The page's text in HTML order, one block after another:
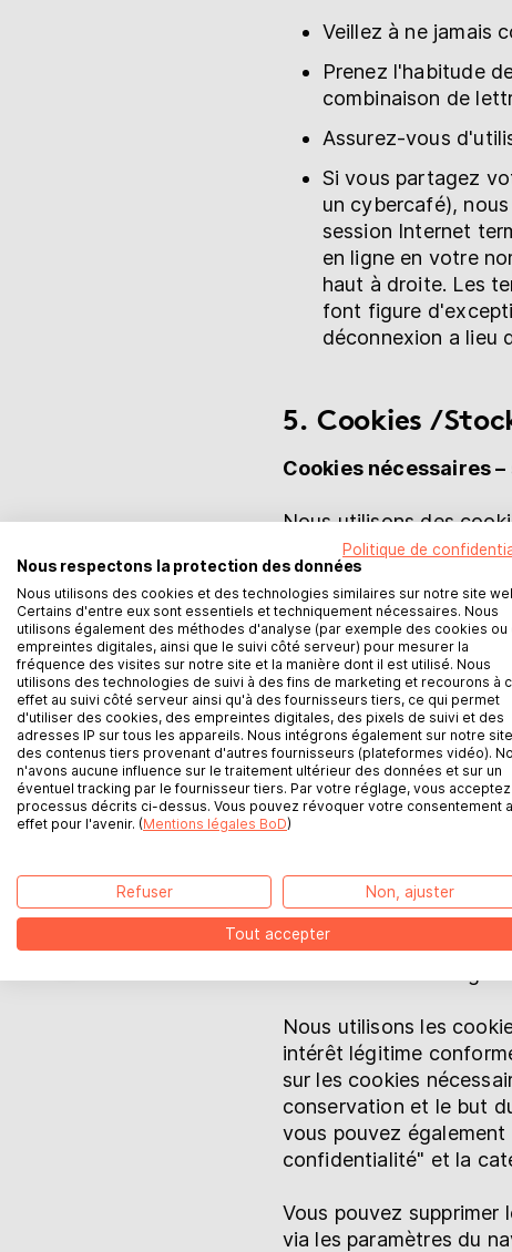
Veillez à ne jamais
Prenez l'habitude
combinaison de
Assurez-vous
Si vous partagez
un cybercafé),
session Internet
en ligne en votre
haut à droite. Les
font figure
déconnexion a lieu
5. Cookies /
Cookies nécessaires
Nous utilisons des
enregistrés sur votre
supprimés dès que
au-delà de la session.
Les cookies peuvent
cookies ne contiennent
personnes. Ils peuvent
mise en œuvre du site.
Nous utilisons
stockage de session).
de ton navigateur,
peuvent être lues,
peuvent être gérés
selon le navigateur
stockage local, sauf
cache de votre
Nous utilisons les
intérêt légitime
sur les cookies
conservation et le but
vous pouvez
confidentialité" et la
Vous pouvez
via les paramètres du
BoD sur Instagram
BoD sur TikTok
BoD sur Facebook
Politique de
Nous respectons la protection des données
Nous utilisons des cookies et des technologies similaires sur notre site
Certains d'entre eux sont essentiels et techniquement nécessaires. Nous
utilisons également des méthodes d'analyse (par exemple des cookies ou
empreintes digitales, ainsi que le suivi côté serveur) pour mesurer la
fréquence des visites sur notre site et la manière dont il est utilisé. Nous
utilisons des technologies de suivi à des fins de marketing et recourons à
effet au suivi côté serveur ainsi qu'à des fournisseurs tiers, ce qui permet
d'utiliser des cookies, des empreintes digitales, des pixels de suivi et des
adresses IP sur tous les appareils. Nous intégrons également sur notre site
des contenus tiers provenant d'autres fournisseurs (plateformes vidéo).
n'avons aucune influence sur le traitement ultérieur des données et sur un
éventuel tracking par le fournisseur tiers. Par votre réglage, vous
processus décrits ci-dessus. Vous pouvez révoquer votre consentement
effet pour l'avenir. (Mentions légales BoD)
Refuser Non, ajuster
Tout accepter